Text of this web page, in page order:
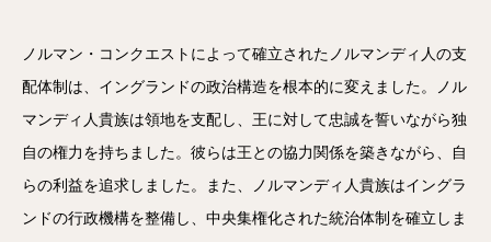
ノルマン・コンクエストによって確立されたノルマンディ人の支
配体制は、イングランドの政治構造を根本的に変えました。ノル
マンディ人貴族は領地を支配し、王に対して忠誠を誓いながら独
自の権力を持ちました。彼らは王との協力関係を築きながら、自
らの利益を追求しました。また、ノルマンディ人貴族はイングラ
ンドの行政機構を整備し、中央集権化された統治体制を確立しま